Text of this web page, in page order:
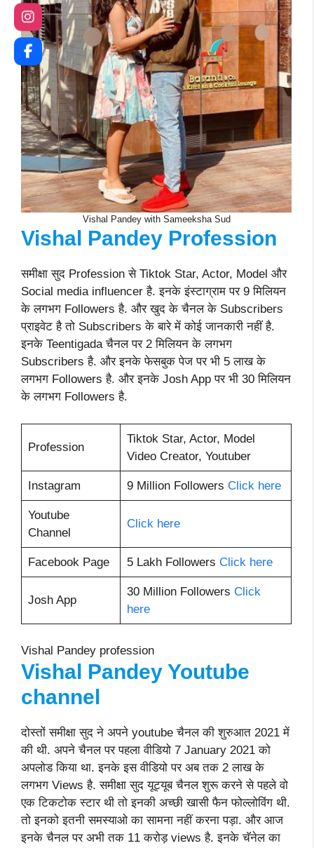
Vishal Pandey with Sameeksha Sud
Vishal Pandey Profession
समीक्षा सुद Profession से Tiktok Star, Actor, Model और
Social media influencer है. इनके इंस्टाग्राम पर 9 मिलियन
के लगभग Followers है. और खुद के चैनल के Subscribers
प्राइवेट है तो Subscribers के बारे में कोई जानकारी नहीं है.
इनके Teentigada चैनल पर 2 मिलियन के लगभग
Subscribers है. और इनके फेसबुक पेज पर भी 5 लाख के
लगभग Followers है. और इनके Josh App पर भी 30 मिलियन
के लगभग Followers है.
Profession
Tiktok Star, Actor, Model
Video Creator, Youtuber
Instagram 9 Million Followers Click here
Youtube
Channel
Click here
Facebook Page 5 Lakh Followers Click here
Josh App
30 Million Followers Click
here
Vishal Pandey profession
Vishal Pandey Youtube
channel
दोस्तों समीक्षा सुद ने अपने youtube चैनल की शुरुआत 2021 में
की थी. अपने चैनल पर पहला वीडियो 7 January 2021 को
अपलोड किया था. इनके इस वीडियो पर अब तक 2 लाख के
लगभग Views है. समीक्षा सुद यूट्यूब चैनल शुरू करने से पहले वो
एक टिकटोक स्टार थी तो इनकी अच्छी खासी फैन फोल्लोविंग थी.
तो इनको इतनी समस्याओ का सामना नहीं करना पड़ा. और आज
इनके चैनल पर अभी तक 11 करोड़ views है. इनके चॅनेल का